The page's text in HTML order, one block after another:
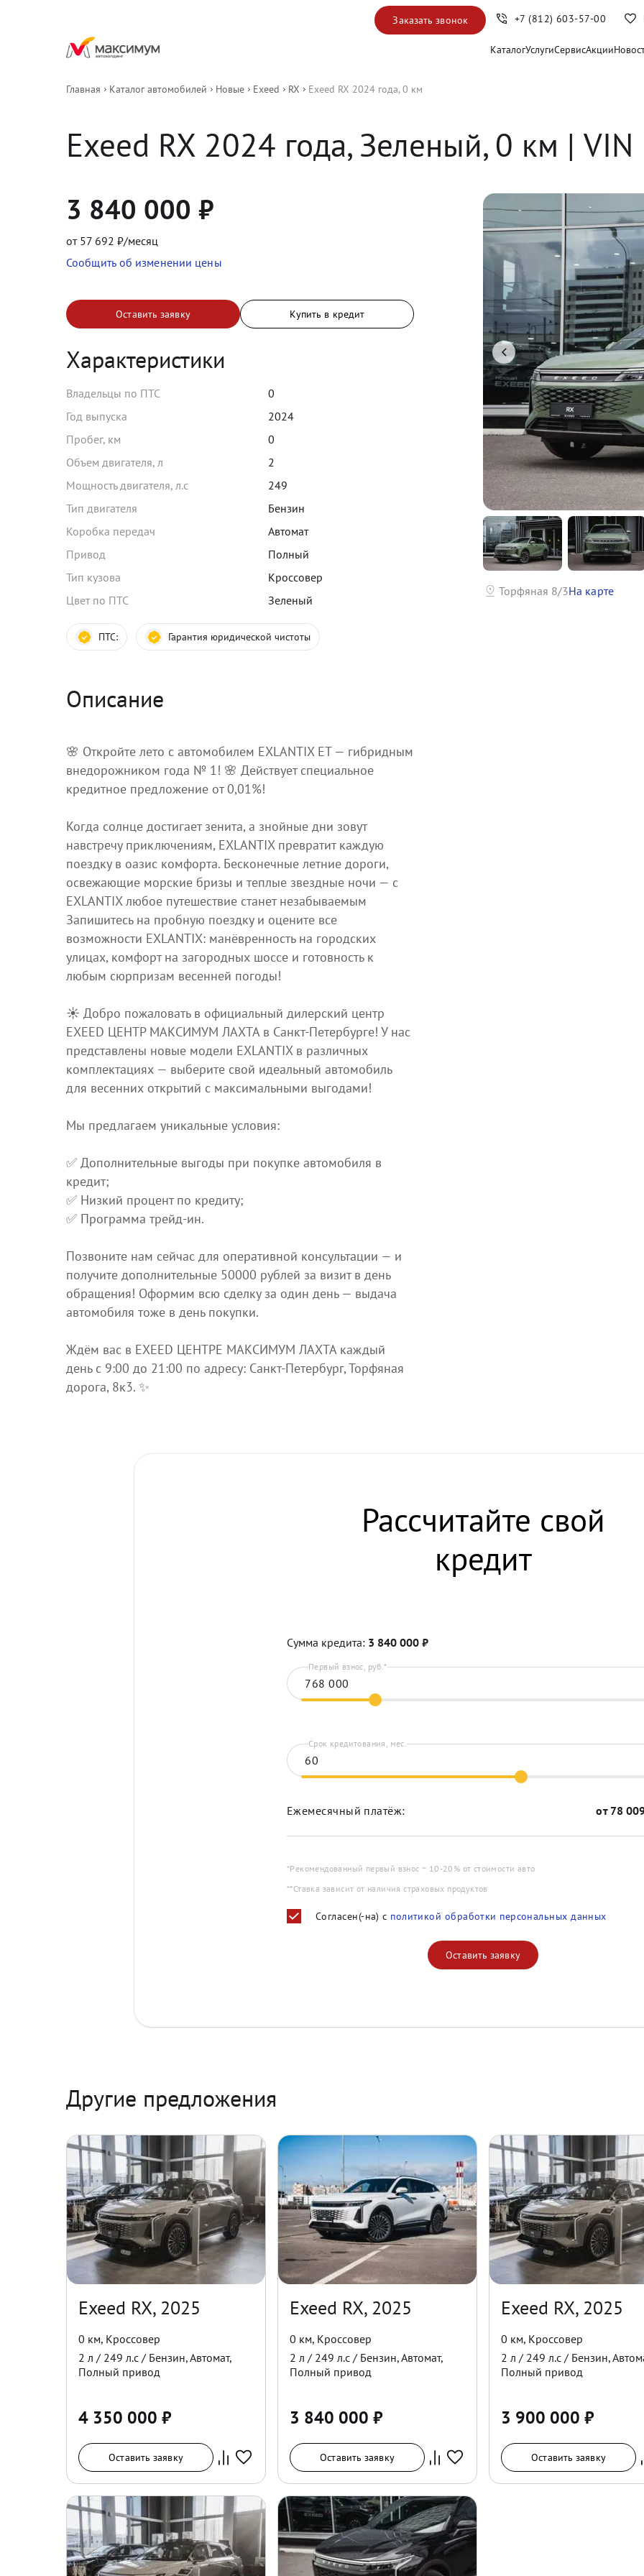
КаталогУслугиСервисАкции
Заказать звонок +7 (812) 603-57-00
Главная Каталог автомобилей Новые Exeed RX Exeed RX 2024 года, 0 км
Exeed RX 2024 года, Зеленый, 0 км |
3 840 000 ₽
от 57 692 ₽/месяц
Сообщить об изменении цены
Оставить заявку Купить в кредит
Характеристики
Владельцы по ПТС
0
Год выпуска
2024
Пробег, км
0
Объем двигателя, л
2
Мощность двигателя, л.с
249
Тип двигателя
Бензин
Коробка передач
Автомат
Привод
Полный
Тип кузова
Кроссовер
Цвет по ПТС
Зеленый
ПТС: Гарантия юридической чистоты
Описание
🌸 Откройте лето с автомобилем EXLANTIX ET — гибридным
внедорожником года № 1! 🌸 Действует специальное
кредитное предложение от 0,01%!
Когда солнце достигает зенита, а знойные дни зовут
навстречу приключениям, EXLANTIX превратит каждую
поездку в оазис комфорта. Бесконечные летние дороги,
освежающие морские бризы и теплые звездные ночи — с
EXLANTIX любое путешествие станет незабываемым
Запишитесь на пробную поездку и оцените все
возможности EXLANTIX: манёвренность на городских
улицах, комфорт на загородных шоссе и готовность к
любым сюрпризам весенней погоды!
☀️ Добро пожаловать в официальный дилерский центр
EXEED ЦЕНТР МАКСИМУМ ЛАХТА в Санкт‑Петербурге! У нас
представлены новые модели EXLANTIX в различных
комплектациях — выберите свой идеальный автомобиль
для весенних открытий с максимальными выгодами!
Мы предлагаем уникальные условия:
✅ Дополнительные выгоды при покупке автомобиля в
кредит;
✅ Низкий процент по кредиту;
✅ Программа трейд‑ин.
Позвоните нам сейчас для оперативной консультации — и
получите дополнительные 50000 рублей за визит в день
обращения! Оформим всю сделку за один день — выдача
автомобиля тоже в день покупки.
Ждём вас в EXEED ЦЕНТРЕ МАКСИМУМ ЛАХТА каждый
день с 9:00 до 21:00 по адресу: Санкт‑Петербург, Торфяная
дорога, 8к3. ✨
Торфяная 8/3На карте
Рассчитайте свой
кредит
Сумма кредита: 3 840 000 ₽
Первый взнос, руб.*
Срок кредитования, мес.
Ежемесячный платёж: от 78
*Рекомендованный первый взнос ~ 10-20% от стоимости авто
**Ставка зависит от наличия страховых продуктов
Согласен(-на) с политикой обработки персональных данных
Оставить заявку
Другие предложения
Exeed RX, 2025
0 км, Кроссовер
2 л / 249 л.с / Бензин,Автомат,
Полный привод
4 350 000 ₽
Оставить заявку
Exeed RX, 2025
0 км, Кроссовер
2 л / 249 л.с / Бензин,Автомат,
Полный привод
3 840 000 ₽
Оставить заявку
Exeed RX, 2025
0 км, Кроссовер
2 л / 249 л.с / Бензин,
Полный привод
3 900 000 ₽
Оставить заявку